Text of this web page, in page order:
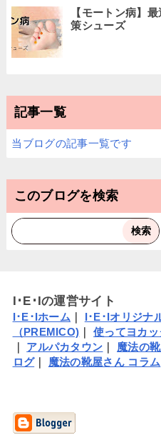
【モートン病】
策シューズ
記事一覧
当ブログの記事一覧です
このブログを検索
I･E･Iの運営サイト
I･E･Iホーム I･E･Iオリジナ
（PREMICO) ｜使ってヨカ
アルパカタウン 魔法の
ログ｜ 魔法の靴屋さん コラム